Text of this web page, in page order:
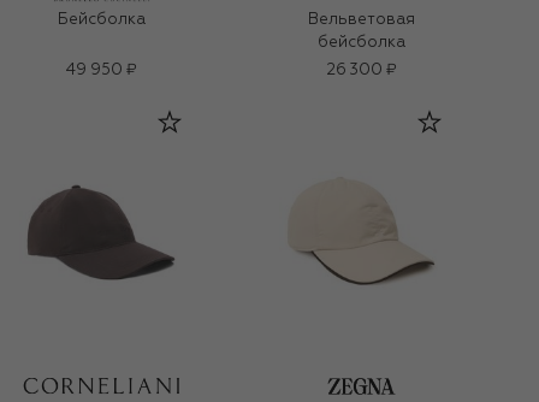
Бейсболка
49 950 ₽
Вельветовая
бейсболка
26 300 ₽